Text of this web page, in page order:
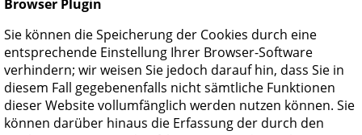
Browser Plugin
Sie können die Speicherung der Cookies durch eine
entsprechende Einstellung Ihrer Browser-Software
verhindern; wir weisen Sie jedoch darauf hin, dass Sie in
diesem Fall gegebenenfalls nicht sämtliche Funktionen
dieser Website vollumfänglich werden nutzen können. Sie
können darüber hinaus die Erfassung der durch den